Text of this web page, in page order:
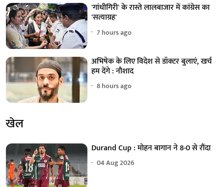
'गांधीगिरी' के रास्ते लालबाजार में कांग्रेस का
'सत्याग्रह'
7 hours ago
अभिषेक के लिए विदेश से डॉक्टर बुलाएं, खर्च
हम देंगे : नौशाद
8 hours ago
खेल
Durand Cup : मोहन बागान ने 8-0 से रौंदा
04 Aug 2026